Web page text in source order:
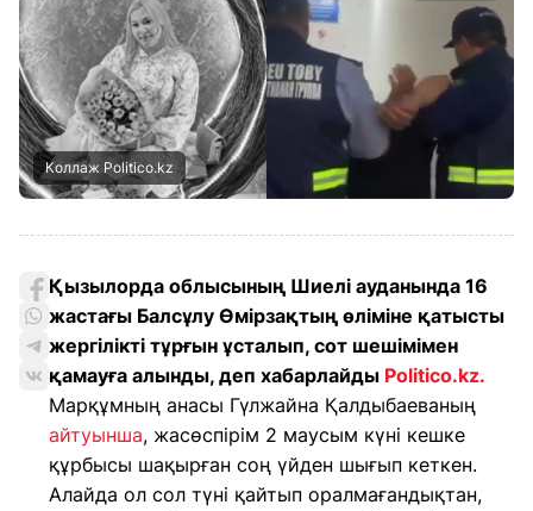
Коллаж Politico.kz
Қызылорда облысының Шиелі ауданында 16
жастағы Балсұлу Өмірзақтың өліміне қатысты
жергілікті тұрғын ұсталып, сот шешімімен
қамауға алынды, деп хабарлайды Politico.kz.
Марқұмның анасы Гүлжайна Қалдыбаеваның
айтуынша, жасөспірім 2 маусым күні кешке
құрбысы шақырған соң үйден шығып кеткен.
Алайда ол сол түні қайтып оралмағандықтан,